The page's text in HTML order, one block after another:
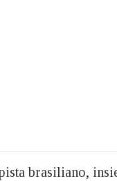
brasiliano,